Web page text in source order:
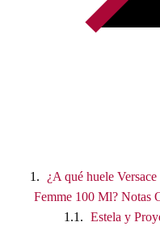
¿A qué huele
Femme 100 Ml? Notas
Estela y